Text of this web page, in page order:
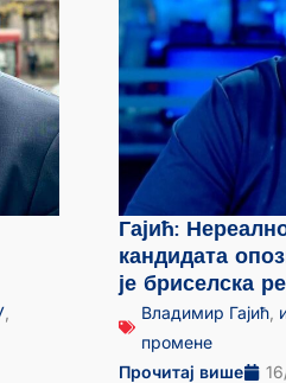
Гајић:
кандидата
је бриселска
Владимир Гајић,
промене
Прочитај више